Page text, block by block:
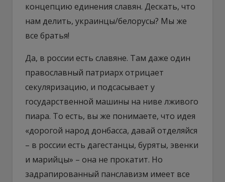
концепцию единения славян. Дескать, что
нам делить, украинцы/белорусы? Мы же
все братья!
Да, в россии есть славяне. Там даже один
православный патриарх отрицает
секуляризацию, и подсасывает у
государственной машины на ниве лживого
пиара. То есть, вы же понимаете, что идея
«дорогой народ донбасса, давай отделяйся
– в россии есть дагестанцы, буряты, эвенки
и марийцы» – она не прокатит. Но
задрапированный панславизм имеет все